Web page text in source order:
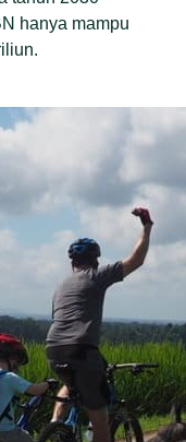
hanya mampu